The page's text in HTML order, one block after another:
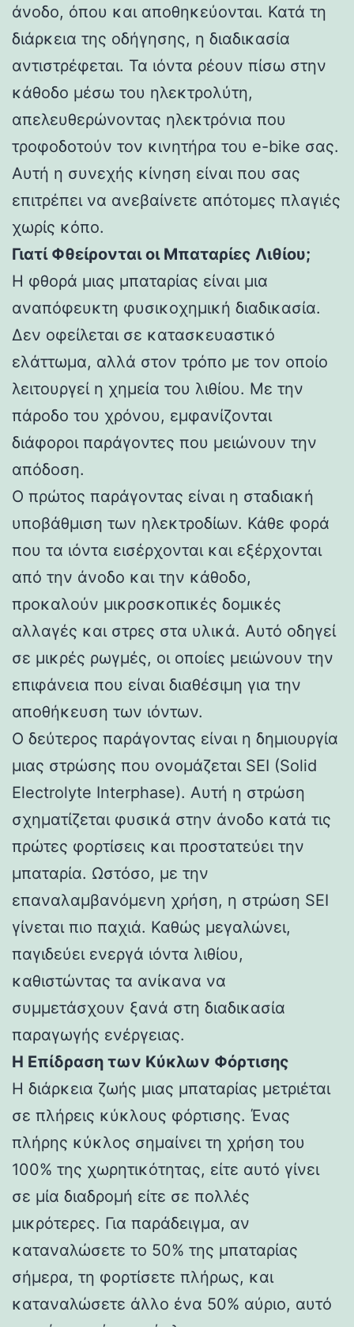
άνοδο, όπου και αποθηκεύονται. Κατά τη
διάρκεια της οδήγησης, η διαδικασία
αντιστρέφεται. Τα ιόντα ρέουν πίσω στην
κάθοδο μέσω του ηλεκτρολύτη,
απελευθερώνοντας ηλεκτρόνια που
τροφοδοτούν τον κινητήρα του e-bike σας.
Αυτή η συνεχής κίνηση είναι που σας
επιτρέπει να ανεβαίνετε απότομες πλαγιές
χωρίς κόπο.
Γιατί Φθείρονται οι Μπαταρίες Λιθίου;
Η φθορά μιας μπαταρίας είναι μια
αναπόφευκτη φυσικοχημική διαδικασία.
Δεν οφείλεται σε κατασκευαστικό
ελάττωμα, αλλά στον τρόπο με τον οποίο
λειτουργεί η χημεία του λιθίου. Με την
πάροδο του χρόνου, εμφανίζονται
διάφοροι παράγοντες που μειώνουν την
απόδοση.
Ο πρώτος παράγοντας είναι η σταδιακή
υποβάθμιση των ηλεκτροδίων. Κάθε φορά
που τα ιόντα εισέρχονται και εξέρχονται
από την άνοδο και την κάθοδο,
προκαλούν μικροσκοπικές δομικές
αλλαγές και στρες στα υλικά. Αυτό οδηγεί
σε μικρές ρωγμές, οι οποίες μειώνουν την
επιφάνεια που είναι διαθέσιμη για την
αποθήκευση των ιόντων.
Ο δεύτερος παράγοντας είναι η δημιουργία
μιας στρώσης που ονομάζεται SEI (Solid
Electrolyte Interphase). Αυτή η στρώση
σχηματίζεται φυσικά στην άνοδο κατά τις
πρώτες φορτίσεις και προστατεύει την
μπαταρία. Ωστόσο, με την
επαναλαμβανόμενη χρήση, η στρώση SEI
γίνεται πιο παχιά. Καθώς μεγαλώνει,
παγιδεύει ενεργά ιόντα λιθίου,
καθιστώντας τα ανίκανα να
συμμετάσχουν ξανά στη διαδικασία
παραγωγής ενέργειας.
Η Επίδραση των Κύκλων Φόρτισης
Η διάρκεια ζωής μιας μπαταρίας μετριέται
σε πλήρεις κύκλους φόρτισης. Ένας
πλήρης κύκλος σημαίνει τη χρήση του
100% της χωρητικότητας, είτε αυτό γίνει
σε μία διαδρομή είτε σε πολλές
μικρότερες. Για παράδειγμα, αν
καταναλώσετε το 50% της μπαταρίας
σήμερα, τη φορτίσετε πλήρως, και
καταναλώσετε άλλο ένα 50% αύριο, αυτό